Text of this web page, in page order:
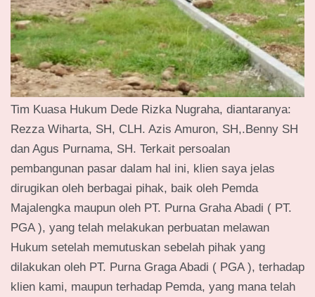
Tim Kuasa Hukum Dede Rizka Nugraha, diantaranya:
Rezza Wiharta, SH, CLH. Azis Amuron, SH,.Benny SH
dan Agus Purnama, SH. Terkait persoalan
pembangunan pasar dalam hal ini, klien saya jelas
dirugikan oleh berbagai pihak, baik oleh Pemda
Majalengka maupun oleh PT. Purna Graha Abadi ( PT.
PGA ), yang telah melakukan perbuatan melawan
Hukum setelah memutuskan sebelah pihak yang
dilakukan oleh PT. Purna Graga Abadi ( PGA ), terhadap
klien kami, maupun terhadap Pemda, yang mana telah